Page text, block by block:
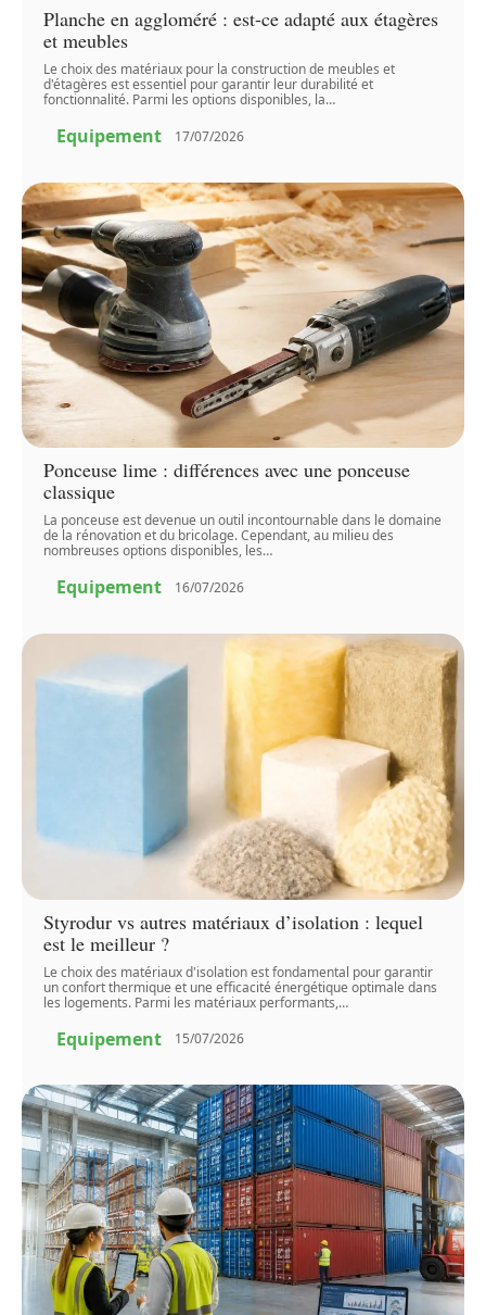
Planche en aggloméré : est-ce adapté aux étagères
et meubles
Le choix des matériaux pour la construction de meubles et
d'étagères est essentiel pour garantir leur durabilité et
fonctionnalité. Parmi les options disponibles, la…
Equipement 17/07/2026
Ponceuse lime : différences avec une ponceuse
classique
La ponceuse est devenue un outil incontournable dans le domaine
de la rénovation et du bricolage. Cependant, au milieu des
nombreuses options disponibles, les…
Equipement 16/07/2026
Styrodur vs autres matériaux d’isolation : lequel
est le meilleur ?
Le choix des matériaux d'isolation est fondamental pour garantir
un confort thermique et une efficacité énergétique optimale dans
les logements. Parmi les matériaux performants,…
Equipement 15/07/2026